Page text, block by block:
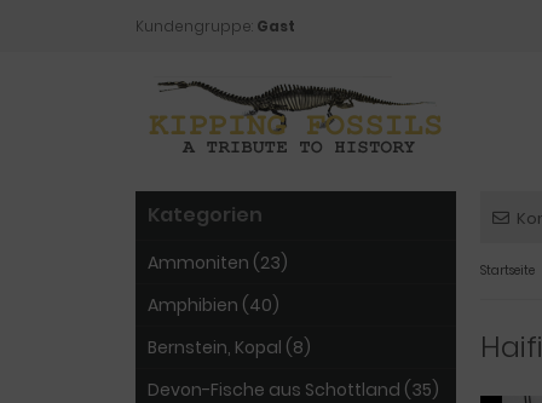
Kundengruppe: Gast
Startseite
Kategorien
Ammoniten (23)
Amphibien (40)
Bernstein, Kopal (8)
Devon-Fische aus Schottland (35)